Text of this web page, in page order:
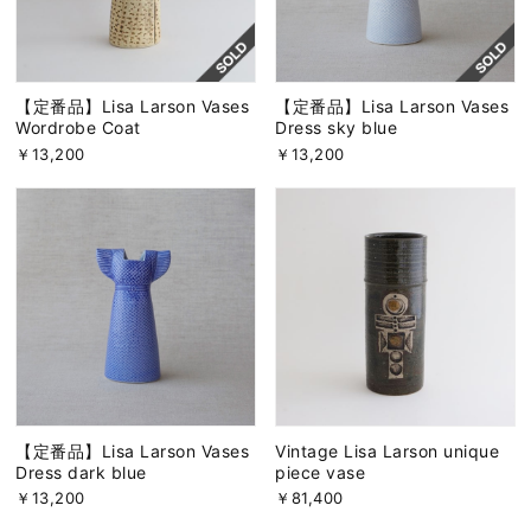
【定番品】Lisa Larson Vases
Wordrobe Coat
￥13,200
【定番品】Lisa Larson Vases
Dress sky blue
￥13,200
【定番品】Lisa Larson Vases
Dress dark blue
￥13,200
Vintage Lisa Larson unique
piece vase
￥81,400